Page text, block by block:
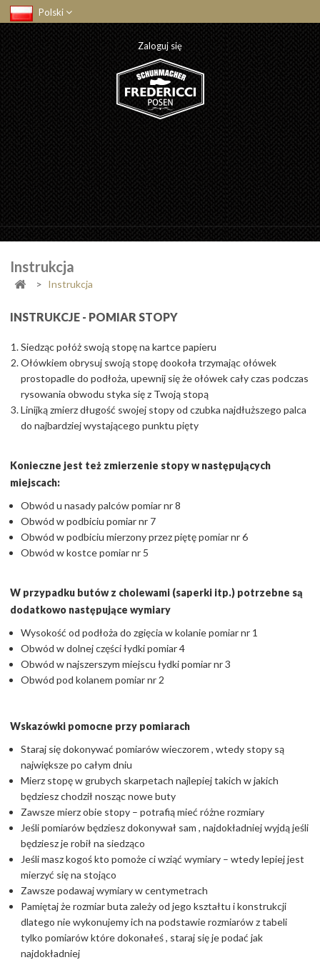
Polski
Zaloguj się
Instrukcja
> Instrukcja
INSTRUKCJE - POMIAR STOPY
Siedząc połóż swoją stopę na kartce papieru
Ołówkiem obrysuj swoją stopę dookoła trzymając ołówek
prostopadle do podłoża, upewnij się że ołówek cały czas podczas
rysowania obwodu styka się z Twoją stopą
Linijką zmierz długość swojej stopy od czubka najdłuższego palca
do najbardziej wystającego punktu pięty
Konieczne jest też zmierzenie stopy w następujących
miejscach:
Obwód u nasady palców pomiar nr 8
Obwód w podbiciu pomiar nr 7
Obwód w podbiciu mierzony przez piętę pomiar nr 6
Obwód w kostce pomiar nr 5
W przypadku butów z cholewami (saperki itp.) potrzebne są
dodatkowo następujące wymiary
Wysokość od podłoża do zgięcia w kolanie pomiar nr 1
Obwód w dolnej części łydki pomiar 4
Obwód w najszerszym miejscu łydki pomiar nr 3
Obwód pod kolanem pomiar nr 2
Wskazówki pomocne przy pomiarach
Staraj się dokonywać pomiarów wieczorem , wtedy stopy są
największe po całym dniu
Mierz stopę w grubych skarpetach najlepiej takich w jakich
będziesz chodził nosząc nowe buty
Zawsze mierz obie stopy – potrafią mieć różne rozmiary
Jeśli pomiarów będziesz dokonywał sam , najdokładniej wyjdą jeśli
będziesz je robił na siedząco
Jeśli masz kogoś kto pomoże ci wziąć wymiary – wtedy lepiej jest
mierzyć się na stojąco
Zawsze podawaj wymiary w centymetrach
Pamiętaj że rozmiar buta zależy od jego kształtu i konstrukcji
dlatego nie wykonujemy ich na podstawie rozmiarów z tabeli
tylko pomiarów które dokonałeś , staraj się je podać jak
najdokładniej